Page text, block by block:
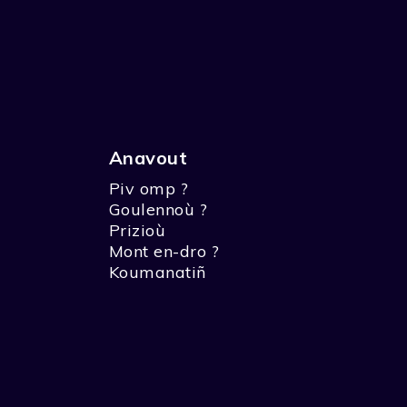
Anavout
Piv omp ?
Goulennoù ?
Prizioù
Mont en-dro ?
Koumanatiñ